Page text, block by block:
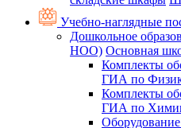
Учебно-наглядные
Дошкольное
НОО) Основная
Комплекты
ГИА по
Комплекты
ГИА по